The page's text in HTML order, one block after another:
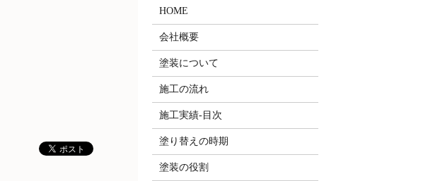
HOME
会社概要
塗装について
施工の流れ
施工実績-目次
塗り替えの時期
塗装の役割